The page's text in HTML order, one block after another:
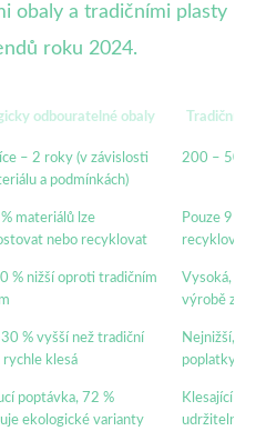
obaly a tradičními plasty
roku 2024.
odbouratelné obaly Tradiční
– 2 roky (v závislosti
a podmínkách)
200 – 500
materiálů lze
nebo recyklovat
Pouze 9 %
% nižší oproti tradičním
Vysoká,
výrobě z
% vyšší než tradiční
rychle klesá
Nejnižší,
poplatky
poptávka, 72 %
ekologické varianty
Klesající